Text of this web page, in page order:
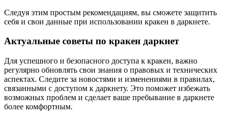
Следуя этим простым рекомендациям, вы сможете защитить
себя и свои данные при использовании кракен в даркнете.
Актуальные советы по кракен даркнет
Для успешного и безопасного доступа к кракен, важно
регулярно обновлять свои знания о правовых и технических
аспектах. Следите за новостями и изменениями в правилах,
связанными с доступом к даркнету. Это поможет избежать
возможных проблем и сделает ваше пребывание в даркнете
более комфортным.